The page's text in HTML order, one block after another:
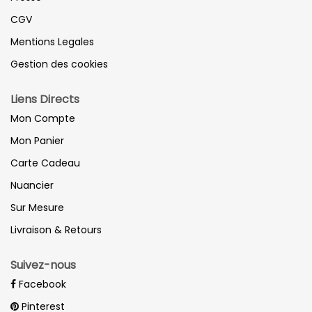
CGV
Mentions Legales
Gestion des cookies
Liens Directs
Mon Compte
Mon Panier
Carte Cadeau
Nuancier
Sur Mesure
Livraison & Retours
Suivez-nous
Facebook
Pinterest